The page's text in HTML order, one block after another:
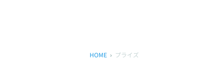
HOME プライズ